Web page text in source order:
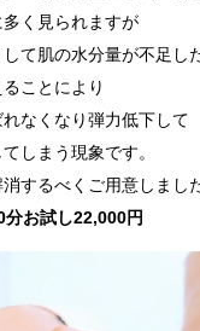
く見られますが
て肌の水分量が不足し
ことにより
なくなり弾力低下して
しまう現象です。
するべくご用意しまし
お試し22,000円